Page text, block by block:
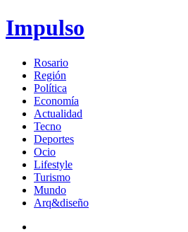
Impulso
Rosario
Región
Política
Economía
Actualidad
Tecno
Deportes
Ocio
Lifestyle
Turismo
Mundo
Arq&diseño